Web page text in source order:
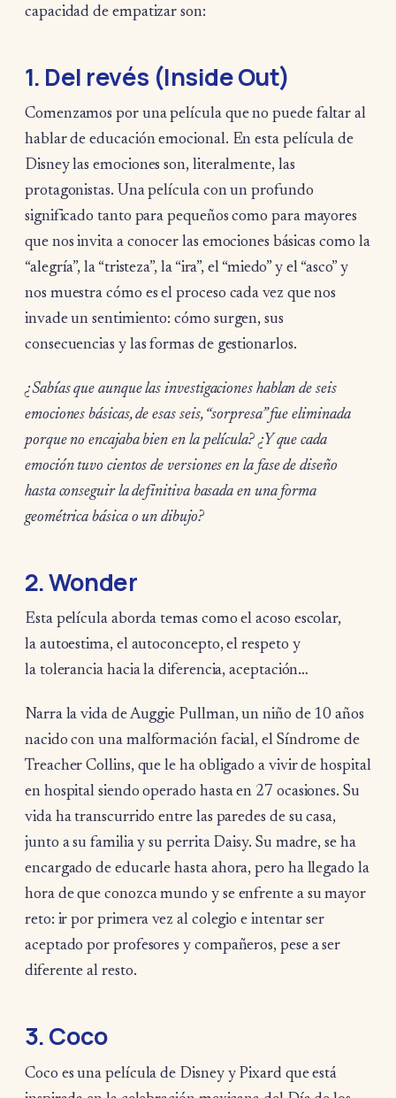
capacidad de empatizar son:
1. Del revés (Inside Out)
Comenzamos por una película que no puede faltar al
hablar de educación emocional. En esta película de
Disney las emociones son, literalmente, las
protagonistas. Una película con un profundo
significado tanto para pequeños como para mayores
que nos invita a conocer las emociones básicas como la
“alegría”, la “tristeza”, la “ira”, el “miedo” y el “asco” y
nos muestra cómo es el proceso cada vez que nos
invade un sentimiento: cómo surgen, sus
consecuencias y las formas de gestionarlos.
¿Sabías que aunque las investigaciones hablan de seis
emociones básicas, de esas seis, “sorpresa” fue eliminada
porque no encajaba bien en la película? ¿Y que cada
emoción tuvo cientos de versiones en la fase de diseño
hasta conseguir la definitiva basada en una forma
geométrica básica o un dibujo?
2. Wonder
Esta película aborda temas como el acoso escolar,
la autoestima, el autoconcepto, el respeto y
la tolerancia hacia la diferencia, aceptación…
Narra la vida de Auggie Pullman, un niño de 10 años
nacido con una malformación facial, el Síndrome de
Treacher Collins, que le ha obligado a vivir de hospital
en hospital siendo operado hasta en 27 ocasiones. Su
vida ha transcurrido entre las paredes de su casa,
junto a su familia y su perrita Daisy. Su madre, se ha
encargado de educarle hasta ahora, pero ha llegado la
hora de que conozca mundo y se enfrente a su mayor
reto: ir por primera vez al colegio e intentar ser
aceptado por profesores y compañeros, pese a ser
diferente al resto.
3. Coco
Coco es una película de Disney y Pixard que está